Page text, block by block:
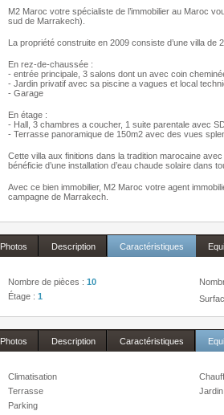
M2 Maroc votre spécialiste de l’immobilier au Maroc
sud de Marrakech).
La propriété construite en 2009 consiste d’une villa
En rez-de-chaussée :
- entrée principale, 3 salons dont un avec coin
- Jardin privatif avec sa piscine a vagues et local
- Garage
En étage :
- Hall, 3 chambres a coucher, 1 suite parentale avec
- Terrasse panoramique de 150m2 avec des vues
Cette villa aux finitions dans la tradition marocaine
bénéficie d’une installation d’eau chaude solaire dans
Avec ce bien immobilier, M2 Maroc votre agent
campagne de Marrakech.
Photos Description Caractéristiques
Nombre de pièces : 10
Étage : 1
Photos Description Caractéristiques
Climatisation
Terrasse
Jardin
Parking